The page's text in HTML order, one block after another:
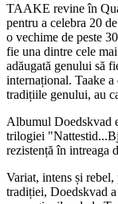
TAAKE revine în
pentru a celebra 20
o vechime de peste
fie una dintre cele
adăugată genului să
internațional. Taake
tradițiile genului, au
Albumul Doedskvad
trilogiei
rezistență în intreaga
Variat, intens și
tradiției, Doedskvad